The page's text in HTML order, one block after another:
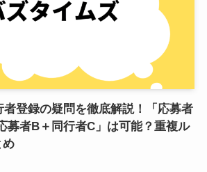
者登録の疑問を徹底解説！「応募者
募者B＋同行者C」は可能？重複ル
め